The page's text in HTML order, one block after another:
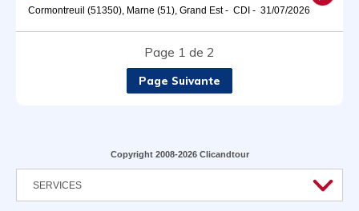
Cormontreuil (51350), Marne (51), Grand Est- CDI - 31/07/2026
Page 1 de 2
Page Suivante
Copyright 2008-2026 Clicandtour
SERVICES